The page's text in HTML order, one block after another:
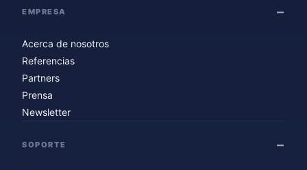
EMPRESA
Acerca de nosotros
Referencias
Partners
Prensa
Newsletter
SOPORTE